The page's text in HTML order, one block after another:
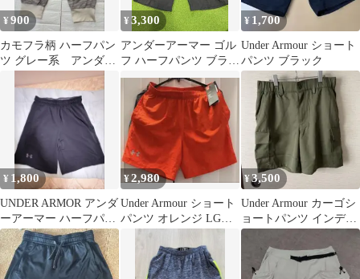
¥900
カモフラ柄 ハーフパン
ツ グレー系 アンダー
¥3,300
アンダーアーマー ゴル
フ ハーフパンツ ブラッ
ク
¥ 1,700
Under Armour ショート
パンツ ブラック
¥ 1,800
UNDER ARMOR アンダ
ーアーマー ハーフパン
ツ
¥2,980
Under Armour ショート
パンツ オレンジ LGサ
イズ
¥3,500
Under Armour カーゴシ
ョートパンツ インディ
ゴLサイズ